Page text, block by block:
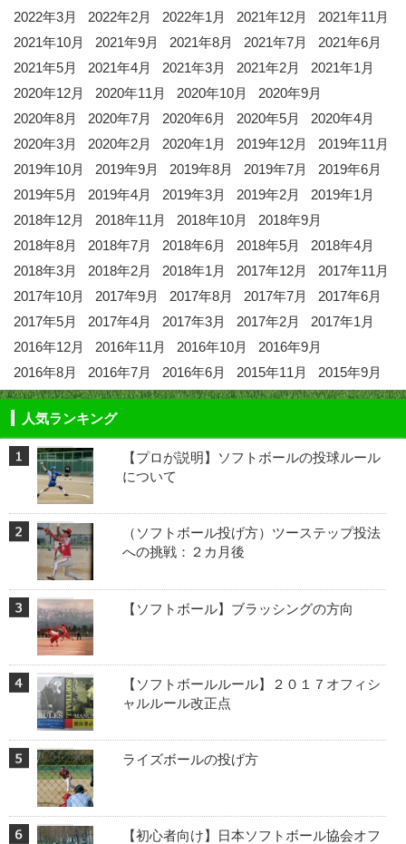
2022年3月
2022年2月 2022年1月 2021年12月
2021年11月
2021年10月
2021年9月 2021年8月 2021年7月
2021年6月
2021年5月
2021年4月 2021年3月 2021年2月
2021年1月
2020年12月
2020年11月 2020年10月
2020年9月
2020年8月
2020年7月 2020年6月 2020年5月
2020年4月
2020年3月
2020年2月 2020年1月 2019年12月
2019年11月
2019年10月
2019年9月 2019年8月 2019年7月
2019年6月
2019年5月
2019年4月 2019年3月 2019年2月
2019年1月
2018年12月
2018年11月 2018年10月
2018年9月
2018年8月
2018年7月 2018年6月 2018年5月
2018年4月
2018年3月
2018年2月 2018年1月 2017年12月
2017年11月
2017年10月
2017年9月 2017年8月 2017年7月
2017年6月
2017年5月
2017年4月 2017年3月 2017年2月
2017年1月
2016年12月
2016年11月 2016年10月
2016年9月
2016年8月
2016年7月 2016年6月 2015年11月 2015年9月
人気ランキング
【プロが説明】ソフトボールの投球ルール
について
（ソフトボール投げ方）ツーステップ投法
への挑戦：２カ月後
【ソフトボール】ブラッシングの方向
【ソフトボールルール】２０１７オフィシ
ャルルール改正点
ライズボールの投げ方
【初心者向け】日本ソフトボール協会オフ